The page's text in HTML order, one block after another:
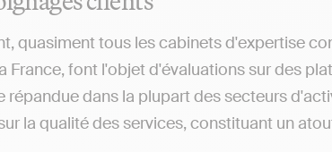
quasiment tous les cabinets d'expertise
France, font l'objet d'évaluations sur des
répandue dans la plupart des secteurs
la qualité des services, constituant un